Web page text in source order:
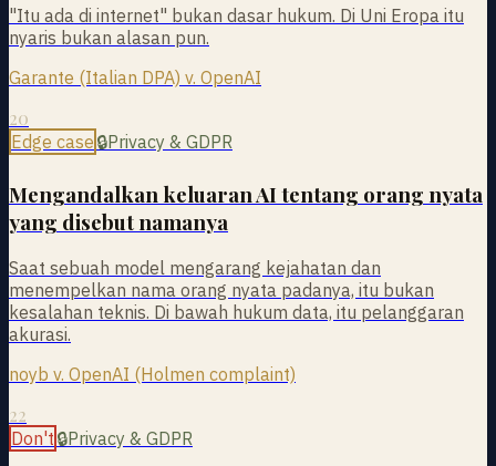
"Itu ada di internet" bukan dasar hukum. Di Uni Eropa itu
nyaris bukan alasan pun.
Garante (Italian DPA) v. OpenAI
20
Edge case 🔒Privacy & GDPR
Mengandalkan keluaran AI tentang orang nyata
yang disebut namanya
Saat sebuah model mengarang kejahatan dan
menempelkan nama orang nyata padanya, itu bukan
kesalahan teknis. Di bawah hukum data, itu pelanggaran
akurasi.
noyb v. OpenAI (Holmen complaint)
22
Don't 🔒Privacy & GDPR